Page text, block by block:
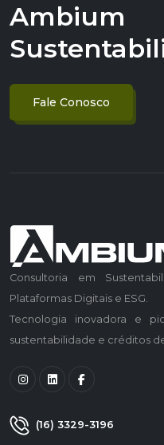
Ambium
Fale Conosco
Consultoria em
Plataformas Digitais e ESG.
Tecnologia inovadora e
sustentabilidade e créditos
(16) 3329-3196